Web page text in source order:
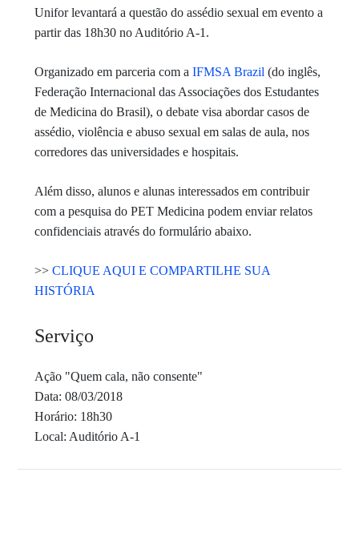
Unifor levantará a questão do assédio sexual em evento a
partir das 18h30 no Auditório A-1.
Organizado em parceria com a IFMSA Brazil (do inglês,
Federação Internacional das Associações dos Estudantes
de Medicina do Brasil), o debate visa abordar casos de
assédio, violência e abuso sexual em salas de aula, nos
corredores das universidades e hospitais.
Além disso, alunos e alunas interessados em contribuir
com a pesquisa do PET Medicina podem enviar relatos
confidenciais através do formulário abaixo.
>> CLIQUE AQUI E COMPARTILHE SUA
HISTÓRIA
Serviço
Ação "Quem cala, não consente"
Data: 08/03/2018
Horário: 18h30
Local: Auditório A-1